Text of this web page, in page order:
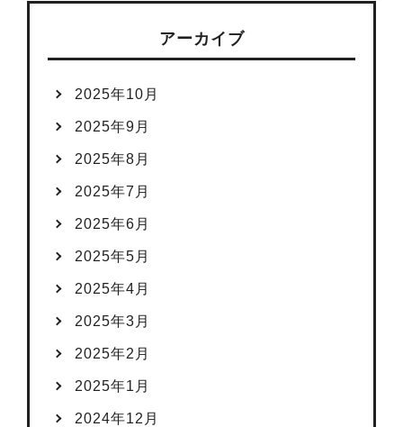
アーカイブ
2025年10月
2025年9月
2025年8月
2025年7月
2025年6月
2025年5月
2025年4月
2025年3月
2025年2月
2025年1月
2024年12月